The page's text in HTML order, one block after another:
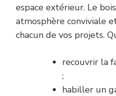
espace extérieur. Le
atmosphère conviviale
chacun de vos projets.
recouvrir la
;
habiller un